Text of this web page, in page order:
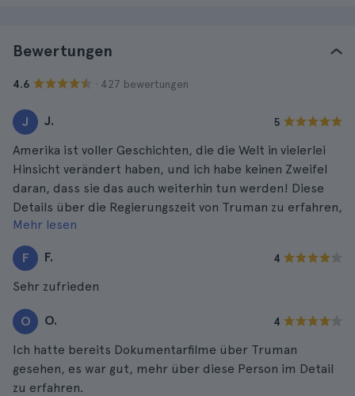
Bewertungen
4.6 · 427 bewertungen
J J. 5
Amerika ist voller Geschichten, die die Welt in vielerlei
Hinsicht verändert haben, und ich habe keinen Zweifel
daran, dass sie das auch weiterhin tun werden! Diese
Details über die Regierungszeit von Truman zu erfahren,
war sehr lohnend. Der Führer wusste viel über die
Themen, die er angesprochen hat, und das Kleine Weiße
Haus selbst ist wunderschön!
Mehr lesen
F F. 4
Sehr zufrieden
O O. 4
Ich hatte bereits Dokumentarfilme über Truman
gesehen, es war gut, mehr über diese Person im Detail
zu erfahren.